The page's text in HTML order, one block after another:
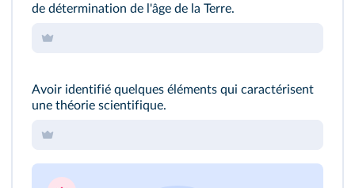
de détermination de l'âge de la Terre.
Avoir identifié quelques éléments qui caractérisent
une théorie scientifique.